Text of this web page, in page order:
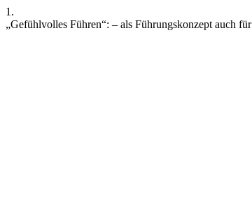
1.
„Gefühlvolles Führen“: – als Führungskonzept auch